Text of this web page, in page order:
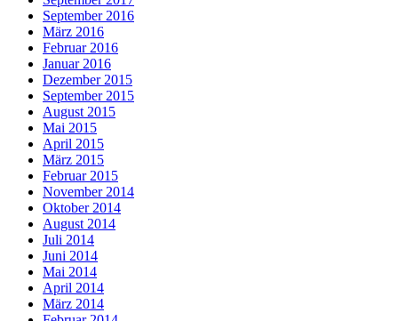
September 2016
März 2016
Februar 2016
Januar 2016
Dezember 2015
September 2015
August 2015
Mai 2015
April 2015
März 2015
Februar 2015
November 2014
Oktober 2014
August 2014
Juli 2014
Juni 2014
Mai 2014
April 2014
März 2014